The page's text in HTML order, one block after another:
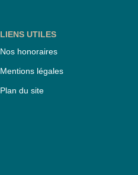
LIENS UTILES
Nos honoraires
Mentions légales
Plan du site